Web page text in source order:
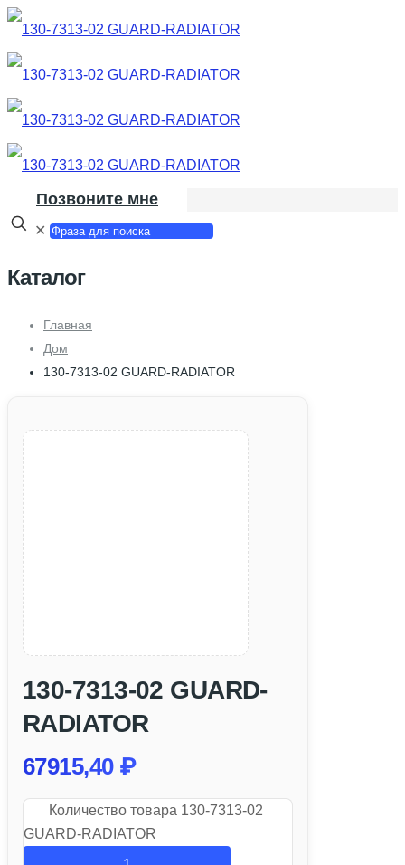
Позвоните мне
✕
Каталог
Главная
Дом
130-7313-02 GUARD-RADIATOR
130-7313-02 GUARD-
RADIATOR
67915,40 ₽
Количество товара 130-7313-02
GUARD-RADIATOR